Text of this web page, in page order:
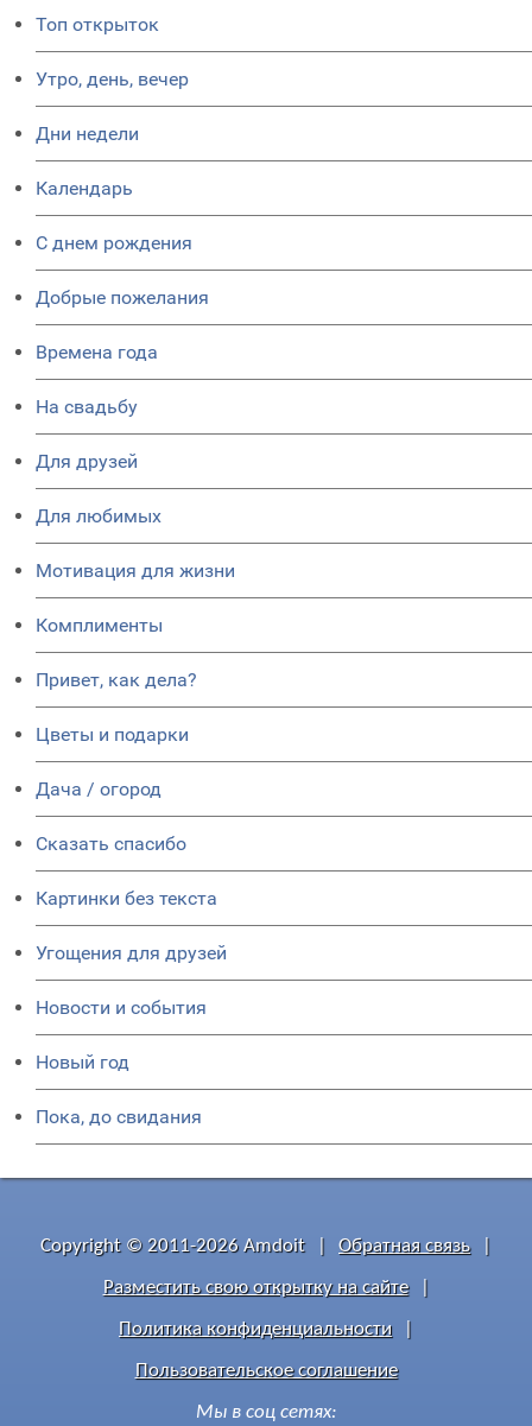
Топ открыток
Утро, день, вечер
Дни недели
Календарь
C днем рождения
Добрые пожелания
Времена года
На свадьбу
Для друзей
Для любимых
Мотивация для жизни
Комплименты
Привет, как дела?
Цветы и подарки
Дача / огород
Сказать спасибо
Картинки без текста
Угощения для друзей
Новости и события
Новый год
Пока, до свидания
Copyright © 2011-2026 Amdoit Обратная связь
Разместить свою открытку на сайте
Политика конфиденциальности
Пользовательское соглашение
Мы в соц сетях: